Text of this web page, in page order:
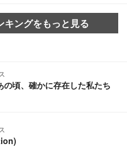
キングをもっと見る
の頃、確かに存在した私たち